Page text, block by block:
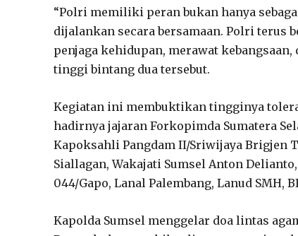
“Polri memiliki peran bukan hanya
dijalankan secara bersamaan. Polri terus
penjaga kehidupan, merawat
tinggi bintang dua tersebut.
Kegiatan ini membuktikan tingginya
hadirnya jajaran Forkopimda Sumatera
Kapoksahli Pangdam II/Sriwijaya Brigjen
Siallagan, Wakajati Sumsel Anton
044/Gapo, Lanal Palembang, Lanud SMH,
Kapolda Sumsel menggelar doa lintas